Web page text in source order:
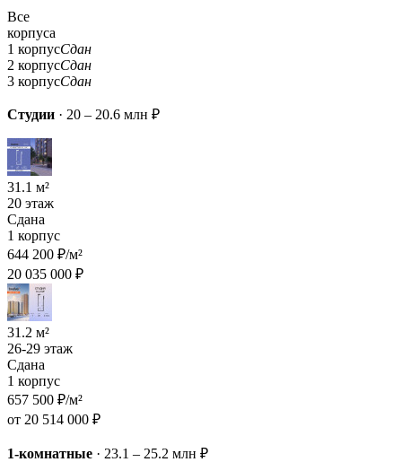
Все
корпуса
1 корпусСдан
2 корпусСдан
3 корпусСдан
Студии · 20 – 20.6 млн ₽
31.1 м²
20 этаж
Сдана
1 корпус
644 200 ₽/м²
20 035 000 ₽
31.2 м²
26-29 этаж
Сдана
1 корпус
657 500 ₽/м²
от 20 514 000 ₽
1-комнатные · 23.1 – 25.2 млн ₽